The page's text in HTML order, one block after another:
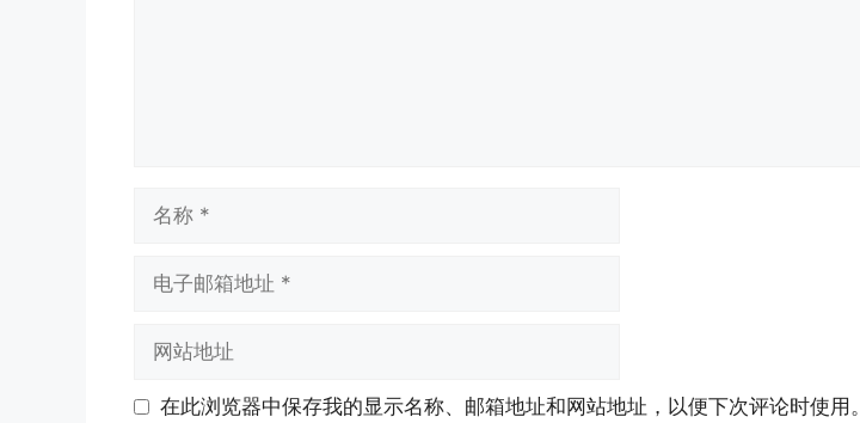
址
地 在此浏览器中保存我的显示名称、邮箱地址和网站地址，以便下次评论时使用。